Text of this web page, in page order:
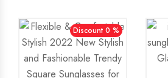
Discount 0 %